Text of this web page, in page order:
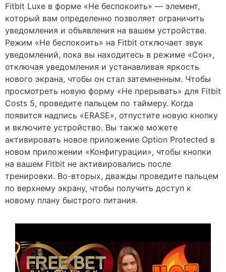
Fitbit Luxe в форме «Не беспокоить» — элемент,
который вам определенно позволяет ограничить
уведомления и объявления на вашем устройстве.
Режим «Не беспокоить» на Fitbit отключает звук
уведомлений, пока вы находитесь в режиме «Сон»,
отключая уведомления и устанавливая яркость
нового экрана, чтобы он стал затемненным. Чтобы
просмотреть новую форму «Не прерывать» для Fitbit
Costs 5, проведите пальцем по таймеру. Когда
появится надпись «ERASE», отпустите новую кнопку
и включите устройство. Вы также можете
активировать новое приложение Option Protected в
новом приложении «Конфигурации», чтобы кнопки
на вашем Fitbit не активировались после
тренировки. Во-вторых, дважды проведите пальцем
по верхнему экрану, чтобы получить доступ к
новому плану быстрого питания.